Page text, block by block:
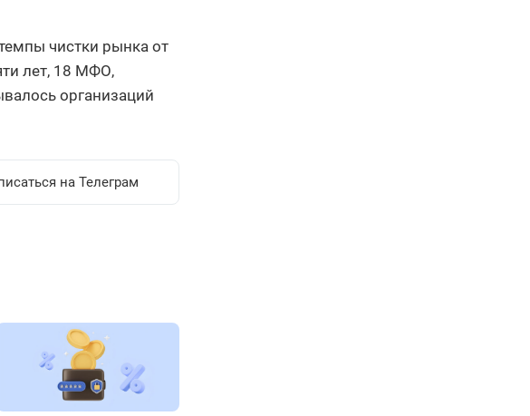
чистки рынка от
лет, 18 МФО,
организаций
на Телеграм